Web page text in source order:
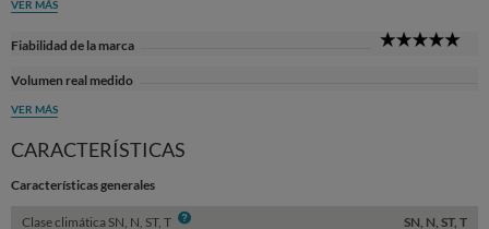
VER MÁS
Fiabilidad de la marca
Volumen real medido
VER MÁS
CARACTERÍSTICAS
Características generales
Clase climática SN, N, ST, T Info SN, N, ST, T